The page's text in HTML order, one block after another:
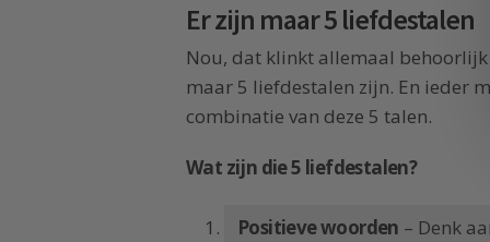
Er zijn maar 5 liefdestalen
Nou, dat klinkt allemaal behoorlijk
maar 5 liefdestalen zijn. En ieder
combinatie van deze 5 talen.
Wat zijn die 5 liefdestalen?
Positieve woorden – Denk